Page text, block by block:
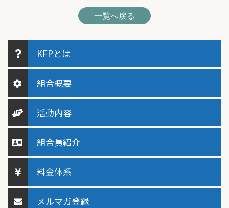
一覧へ戻る
KFPとは
組合概要
活動内容
組合員紹介
料金体系
メルマガ登録